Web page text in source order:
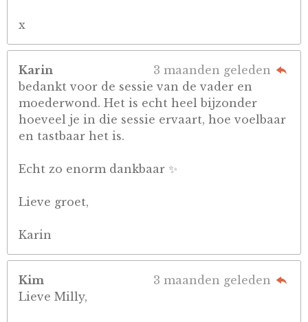
x
Karin
3 maanden geleden
bedankt voor de sessie van de vader en
moederwond. Het is echt heel bijzonder
hoeveel je in die sessie ervaart, hoe voelbaar
en tastbaar het is.
Echt zo enorm dankbaar ✨
Lieve groet,
Karin
Kim
3 maanden geleden
Lieve Milly,